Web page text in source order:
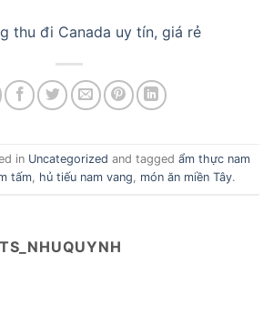
thu đi Canada uy tín, giá rẻ
in Uncategorized and tagged ẩm thực nam
tấm, hủ tiếu nam vang, món ăn miền Tây.